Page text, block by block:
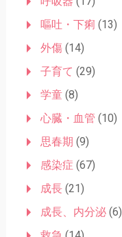
嘔吐・下痢 (13)
外傷(14)
子育て (29)
学童(8)
心臓・血管 (10)
思春期 (9)
感染症 (67)
成長(21)
成長、内分泌(6)